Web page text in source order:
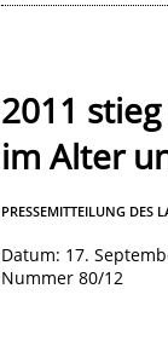
2011
im Alter
PRESSEMITTEILUNG DES
Datum: 17.
Nummer 80/12